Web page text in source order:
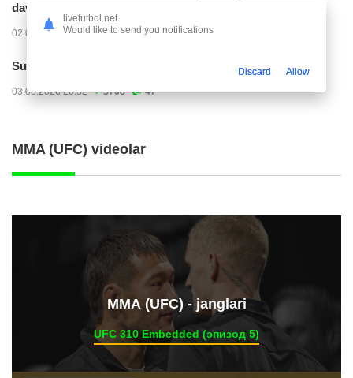
davom ettirishi...
02.08.2026 01:08 3888 47
Superliga. "Dinamo" – "Neftchi" (matnli...
03.08.2026 20:32 3708 47
MMA (UFC) videolar
ММА (UFC) - janglari
UFC 310 Embedded (эпизод 5)
livefutbol.net
Would like to send you notifications
Discard Allow